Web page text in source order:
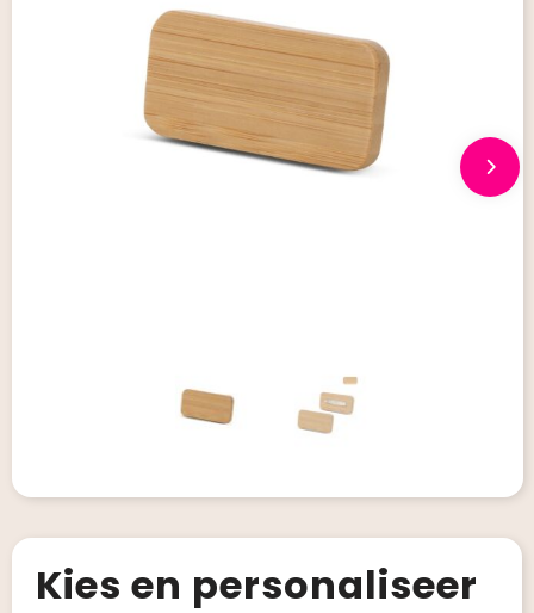
Kies en personaliseer